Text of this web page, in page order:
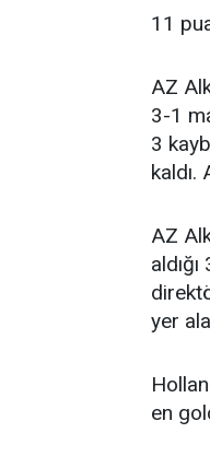
11
AZ
3-1
3
kaldı.
AZ
yer
en